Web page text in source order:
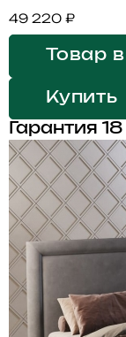
49 220 ₽
Товар
Купить
Гарантия